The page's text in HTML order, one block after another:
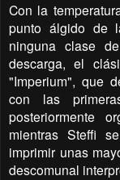
Con la
punto álgido de
ninguna clase
descarga, el
"Imperium", que
con las
posteriormente
mientras Steffi
imprimir unas
descomunal